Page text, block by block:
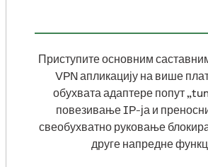
Приступите основним
VPN апликацију на више
обухвата адаптере попут
повезивање IP-ја и
свеобухватно руковање
друге напредне